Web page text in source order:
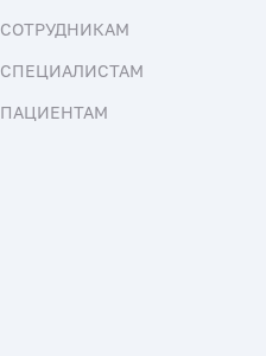
СОТРУДНИКАМ
СПЕЦИАЛИСТАМ
ПАЦИЕНТАМ